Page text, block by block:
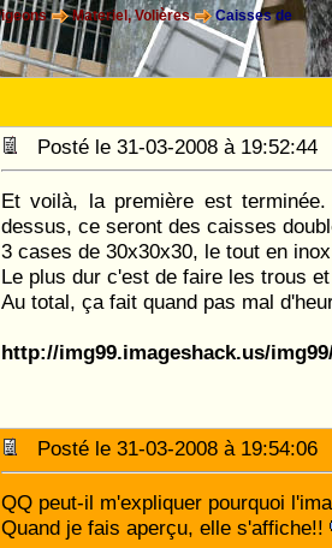
Materiel, Volières
Caisses de
Posté le 31-03-2008 à
Et voilà, la première est
dessus, ce seront des caisses
3 cases de 30x30x30, le tout en
Le plus dur c'est de faire les trous
Au total, ça fait quand pas mal
http://img99.imageshack.us/
Posté le 31-03-2008 à
QQ peut-il m'expliquer pourquoi
Quand je fais aperçu, elle s'affiche!!